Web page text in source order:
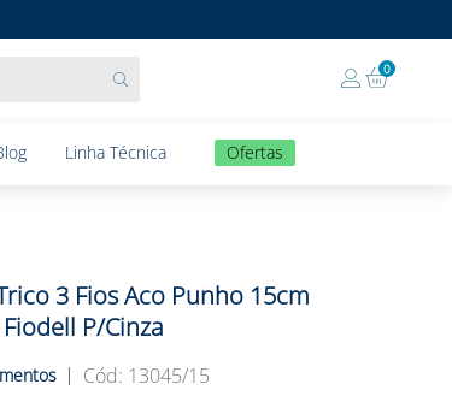
0
Linha Técnica Ofertas
3 Fios Aco Punho 15cm
P/cinza
: 13045/15